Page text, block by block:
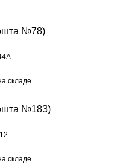
№78)
складе
№183)
складе